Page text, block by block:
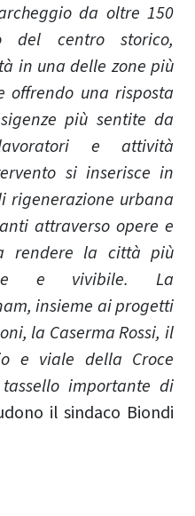
da oltre 150
del centro storico,
in una delle zone più
una risposta
più sentite da
e attività
si inserisce in
rigenerazione urbana
attraverso opere e
rendere la città più
e vivibile. La
insieme ai progetti
la Caserma Rossi, il
e viale della Croce
importante di
il sindaco Biondi